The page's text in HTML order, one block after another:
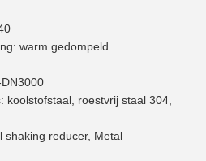
warm gedompeld
koolstofstaal, roestvrij staal 304,
shaking reducer, Metal